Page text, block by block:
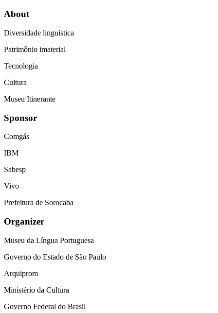
About
Diversidade linguística
Patrimônio imaterial
Tecnologia
Cultura
Museu Itinerante
Sponsor
Comgás
IBM
Sabesp
Vivo
Prefeitura de Sorocaba
Organizer
Museu da Língua Portuguesa
Governo do Estado de São Paulo
Arquiprom
Ministério da Cultura
Governo Federal do Brasil